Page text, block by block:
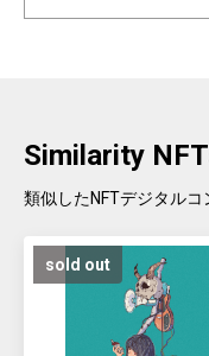
に育つ梅の木を見守り
ともに、みなべの梅文化
Similarity
類似したNFTデジタルコ
sold out